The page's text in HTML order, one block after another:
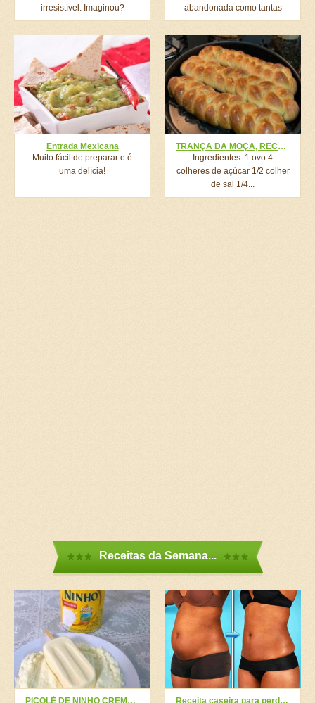
irresistível. Imaginou?
Agora jogue muita...
abandonada como tantas
outras que...
Entrada Mexicana
Muito fácil de preparar e é
uma delícia!
TRANÇA DA MOÇA, RECEITA DO CADERNO DA MINHA VÓ, ELA SEMPRE FAZ E A GENTE AMA
Ingredientes: 1 ovo 4
colheres de açúcar 1/2 colher
de sal 1/4...
Receitas da Semana...
PICOLÉ DE NINHO CREMOSO: MELHOR RECEITA DESSE VERÃO
Receita caseira para perder a barriga rápido